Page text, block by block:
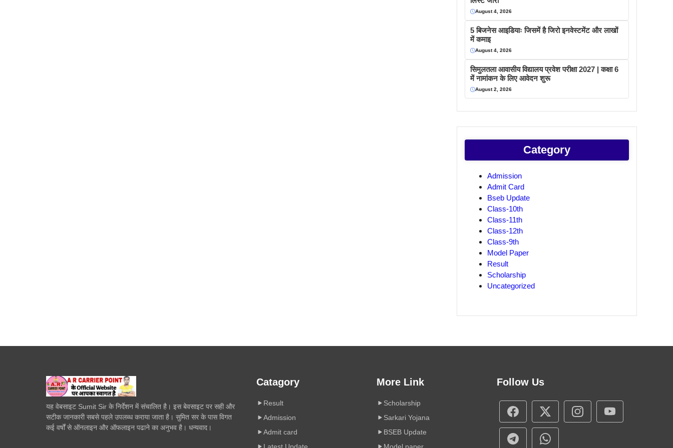
August 4, 2026
5 बिजनेस आइडियाः जिसमें है जिरो इनवेस्टमेंट और लाखों
में कमाइ
August 4, 2026
सिमुलतला आवासीय विद्यालय प्रवेश परीक्षा 2027 | कक्षा 6
में नामांकन के लिए आवेदन शुरू
August 2, 2026
Category
Admission
Admit Card
Bseb Update
Class-10th
Class-11th
Class-12th
Class-9th
Model Paper
Result
Scholarship
Uncategorized
यह वेबसाइट Sumit Sir के निर्देशन में संचालित है। इस बेवसाइट पर सही और
सटीक जानकारी सबसे पहले उपलब्ध कराया जाता है। सुमित सर के पास विगत
कई वर्षों से ऑनलाइन और ऑफलाइन पढाने का अनुभव है। धन्यवाद।
Catagory
Result
Admission
Admit card
Latest Update
More Link
Scholarship
Sarkari Yojana
BSEB Update
Model paper
Follow Us